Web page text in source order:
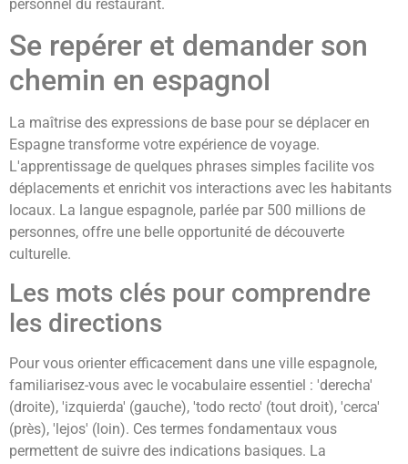
personnel du restaurant.
Se repérer et demander son
chemin en espagnol
La maîtrise des expressions de base pour se déplacer en
Espagne transforme votre expérience de voyage.
L'apprentissage de quelques phrases simples facilite vos
déplacements et enrichit vos interactions avec les habitants
locaux. La langue espagnole, parlée par 500 millions de
personnes, offre une belle opportunité de découverte
culturelle.
Les mots clés pour comprendre
les directions
Pour vous orienter efficacement dans une ville espagnole,
familiarisez-vous avec le vocabulaire essentiel : 'derecha'
(droite), 'izquierda' (gauche), 'todo recto' (tout droit), 'cerca'
(près), 'lejos' (loin). Ces termes fondamentaux vous
permettent de suivre des indications basiques. La